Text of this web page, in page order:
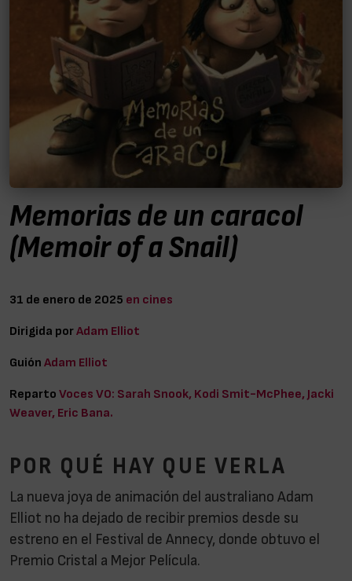
Memorias de un caracol
(Memoir of a Snail)
31 de enero de 2025 en cines
Dirigida porAdam Elliot
Guión Adam Elliot
Reparto Voces VO: Sarah Snook, Kodi Smit-McPhee, Jacki
Weaver, Eric Bana.
POR QUÉ HAY QUE VERLA
La nueva joya de animación del australiano Adam
Elliot no ha dejado de recibir premios desde su
estreno en el Festival de Annecy, donde obtuvo el
Premio Cristal a Mejor Película.